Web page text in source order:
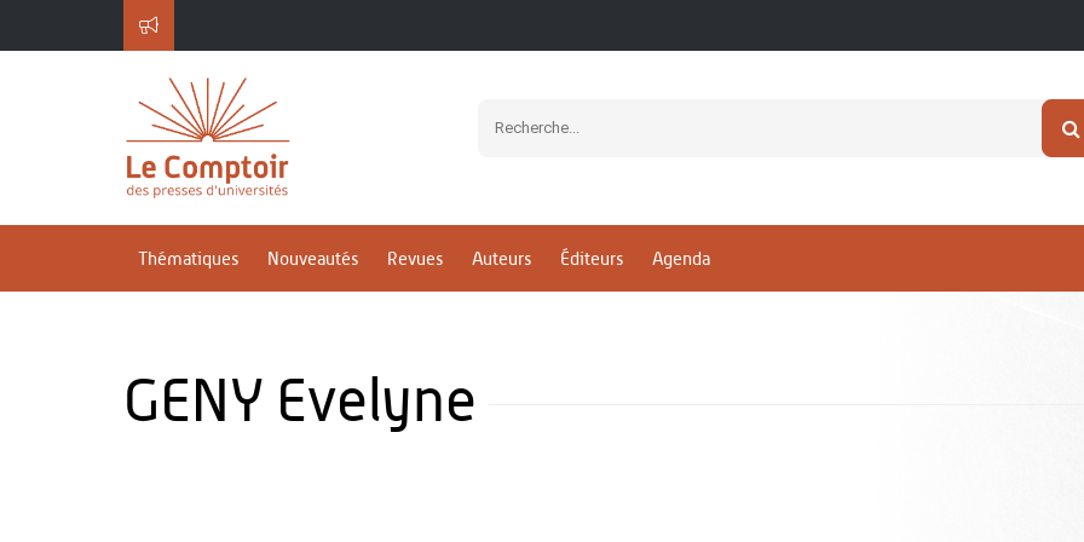
Thématiques Nouveautés Revues Auteurs Éditeurs Agenda
GENY Evelyne